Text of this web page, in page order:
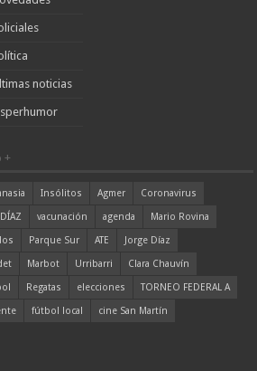
noticias
+
Insólitos Agmer
Coronavirus
vacunación agenda
Mario Rovina
Parque Sur ATE
Jorge Díaz
Marbot Urribarri
Clara Chauvín
Regatas elecciones
TORNEO FEDERAL A
fútbol local cine San Martín